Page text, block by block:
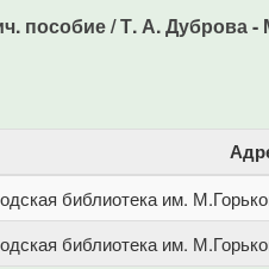
пособие / Т. А. Дуброва
библиотека им.
библиотека им.